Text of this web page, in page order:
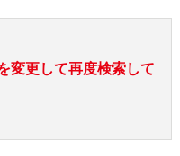
変更して再度検索して